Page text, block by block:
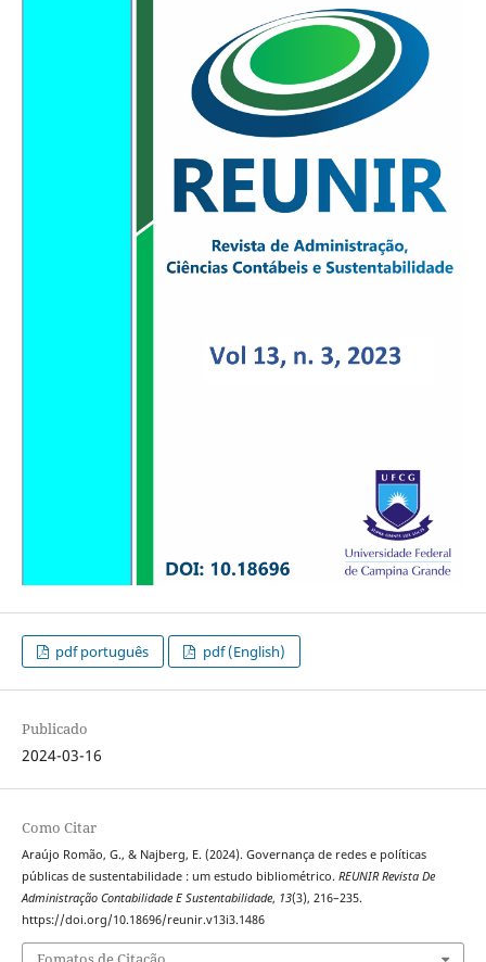
pdf português pdf (English)
Publicado
2024-03-16
Como Citar
Araújo Romão, G., & Najberg, E. (2024). Governança de redes e políticas
públicas de sustentabilidade : um estudo bibliométrico. REUNIR Revista De
Administração Contabilidade E Sustentabilidade, 13(3), 216–235.
https://doi.org/10.18696/reunir.v13i3.1486